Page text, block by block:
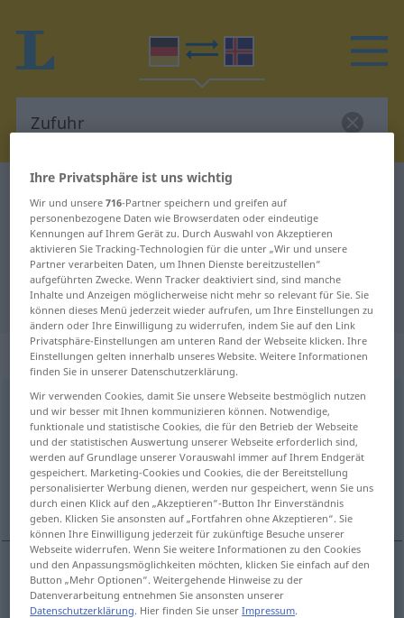
Deutsch-Isländisch Wörterbuch
Deutsch-Isländisch Übersetzung
für "Zufuhr"
"Zufuhr" Isländisch Übersetzung
„Zufuhr“: Femininum
Zufuhrf
Übersicht aller Übersetzungen
(Für mehr Details die Übersetzung anklicken/antippen)
aðflutningur, aðdrættir
aðflutningurm Zufuhr
Ihre Privatsphäre ist uns wichtig
Wir und unsere716-Partner speichern und greifen auf
personenbezogene Daten wie Browserdaten oder eindeutige
Kennungen auf Ihrem Gerät zu. Durch Auswahl von Akzeptieren
aktivieren Sie Tracking-Technologien für die unter „Wir und unsere
Partner verarbeiten Daten, um Ihnen Dienste bereitzustellen“
aufgeführten Zwecke. Wenn Tracker deaktiviert sind, sind manche
Inhalte und Anzeigen möglicherweise nicht mehr so relevant für Sie. Sie
können dieses Menü jederzeit wieder aufrufen, um Ihre Einstellungen zu
ändern oder Ihre Einwilligung zu widerrufen, indem Sie auf den Link
Privatsphäre-Einstellungen am unteren Rand der Webseite klicken. Ihre
Einstellungen gelten innerhalb unseres Website. Weitere Informationen
finden Sie in unserer Datenschutzerklärung.
Wir verwenden Cookies, damit Sie unsere Webseite bestmöglich nutzen
und wir besser mit Ihnen kommunizieren können. Notwendige,
funktionale und statistische Cookies, die für den Betrieb der Webseite
und der statistischen Auswertung unserer Webseite erforderlich sind,
werden auf Grundlage unserer Vorauswahl immer auf Ihrem Endgerät
gespeichert. Marketing-Cookies und Cookies, die der Bereitstellung
personalisierter Werbung dienen, werden nur gespeichert, wenn Sie uns
durch einen Klick auf den „Akzeptieren“-Button Ihr Einverständnis
geben. Klicken Sie ansonsten auf „Fortfahren ohne Akzeptieren“. Sie
können Ihre Einwilligung jederzeit für zukünftige Besuche unserer
Webseite widerrufen. Wenn Sie weitere Informationen zu den Cookies
und den Anpassungsmöglichkeiten möchten, klicken Sie einfach auf den
Button „Mehr Optionen“. Weitergehende Hinweise zu der
Datenverarbeitung entnehmen Sie ansonsten unserer
Datenschutzerklärung. Hier finden Sie unserImpressum.